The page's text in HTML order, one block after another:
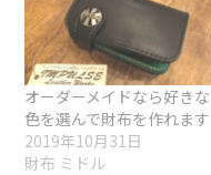
オーダーメイドなら好きな
色を選んで財布を作れます
2019年10月31日
財布 ミドル